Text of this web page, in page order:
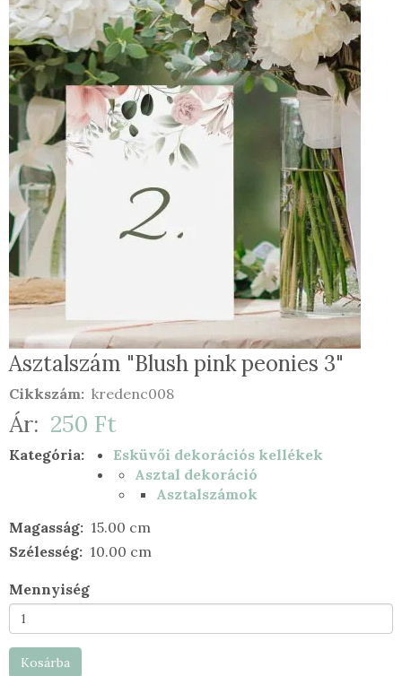
Asztalszám "Blush pink peonies 3"
Cikkszám kredenc008
Ár 250 Ft
Kategória
Esküvői dekorációs kellékek
Asztal dekoráció
Asztalszámok
Magasság
15.00 cm
Szélesség
10.00 cm
Mennyiség
Kosárba